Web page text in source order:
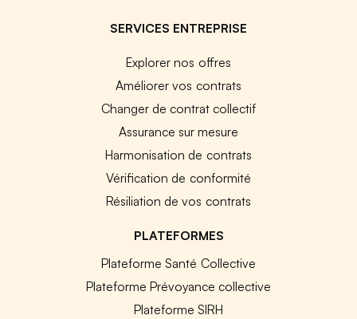
SERVICES ENTREPRISE
Explorer nos offres
Améliorer vos contrats
Changer de contrat collectif
Assurance sur mesure
Harmonisation de contrats
Vérification de conformité
Résiliation de vos contrats
PLATEFORMES
Plateforme Santé Collective
Plateforme Prévoyance collective
Plateforme SIRH